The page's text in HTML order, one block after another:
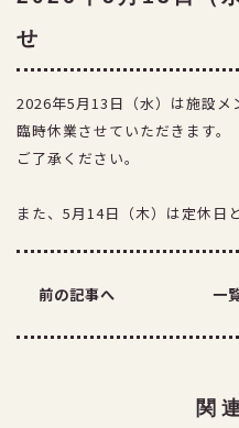
料金
採用情報
せ
2026年5月13日（水）は施設メ
臨時休業させていただきます。
ご了承ください。
また、5月14日（木）は定休日
前の記事へ 一
関